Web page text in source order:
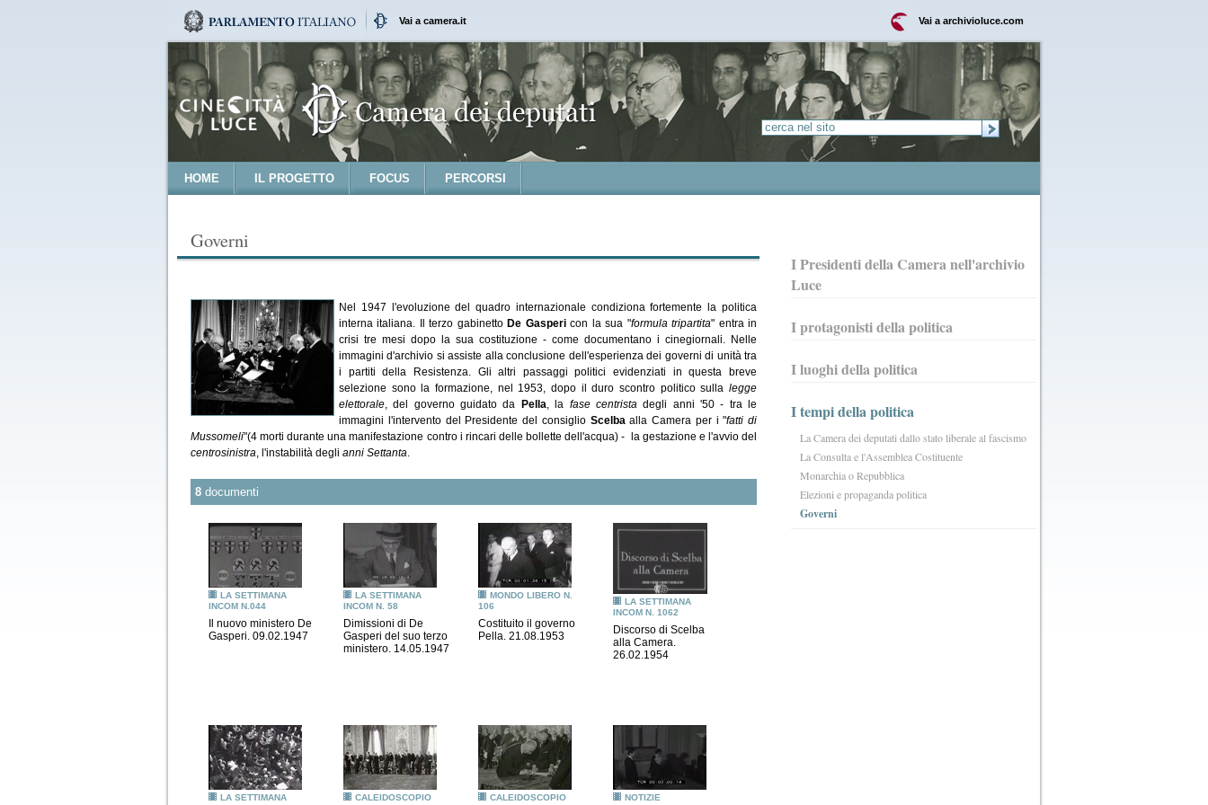
Vai a camera.it Vai a archivioluce.com
HOME IL PROGETTO FOCUS PERCORSI
Governi
Nel 1947 l'evoluzione del quadro internazionale condiziona fortemente la politica
interna italiana. Il terzo gabinetto De Gaspericon la sua "formula tripartita" entra in
crisi tre mesi dopo la sua costituzione - come documentano i cinegiornali. Nelle
immagini d'archivio si assiste alla conclusione dell'esperienza dei governi di unità tra
i partiti della Resistenza. Gli altri passaggi politici evidenziati in questa breve
selezione sono la formazione, nel 1953, dopo il duro scontro politico sulla legge
elettorale, del governo guidato da Pella, la fase centristadegli anni '50 - tra le
immagini l'intervento del Presidente del consiglio Scelbaalla Camera per i "fatti di
Mussomeli"(4 morti durante una manifestazione contro i rincari delle bollette dell'acqua) - la gestazione e l'avvio del
centrosinistra, l'instabilità degli anni Settanta.
8 documenti
LA SETTIMANA
INCOM N.044
Il nuovo ministero De
Gasperi. 09.02.1947
LA SETTIMANA
INCOM N. 58
Dimissioni di De
Gasperi del suo terzo
ministero. 14.05.1947
MONDO LIBERO N.
106
Costituito il governo
Pella. 21.08.1953
LA SETTIMANA
INCOM N. 1062
Discorso di Scelba
alla Camera.
26.02.1954
LA SETTIMANA
CALEIDOSCOPIO
CALEIDOSCOPIO
NOTIZIE
I Presidenti della Camera nell'archivio
Luce
I protagonisti della politica
I luoghi della politica
I tempi della politica
La Camera dei deputati dallo stato liberale al fascismo
La Consulta e l'Assemblea Costituente
Monarchia o Repubblica
Elezioni e propaganda politica
Governi